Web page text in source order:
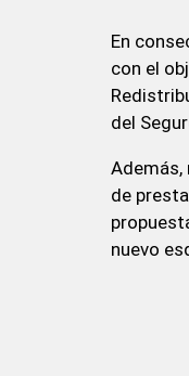
En
con el
del
Además,
de
nuevo